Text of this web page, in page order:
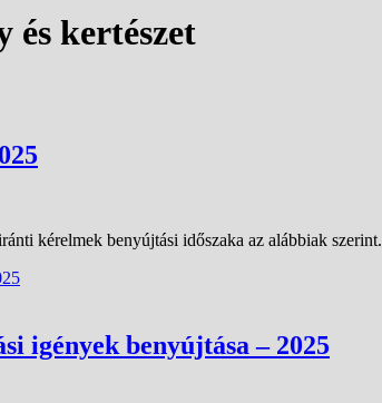
kertészet
kérelmek benyújtási időszaka az alábbiak szerint.
igények benyújtása – 2025